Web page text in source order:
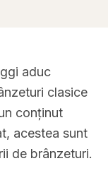
aduc
clasice
conținut
acestea sunt
de brânzeturi.